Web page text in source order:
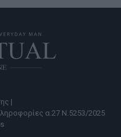
|
α.27 Ν.5253/2025